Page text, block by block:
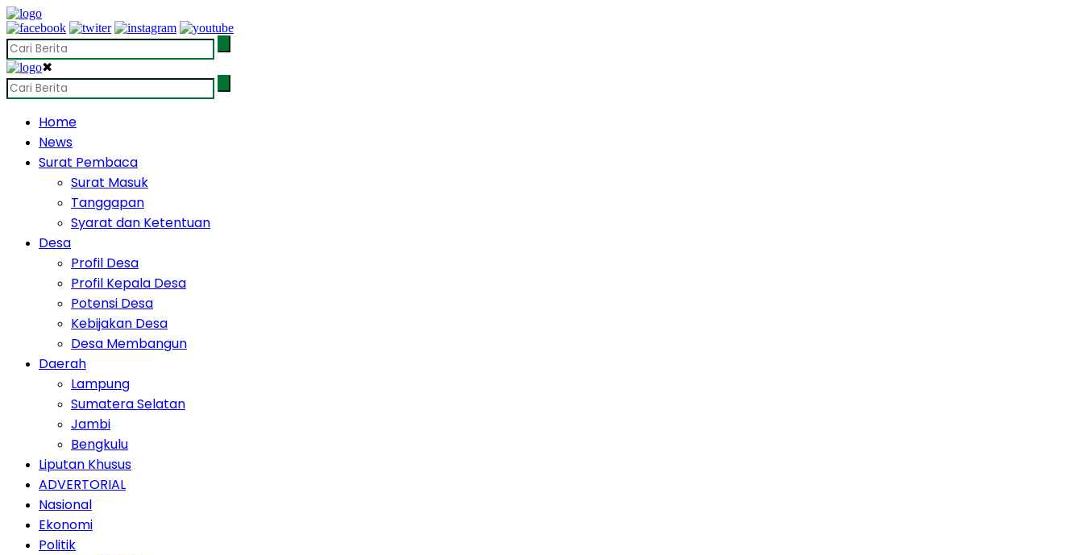
✖
Home
News
Surat Pembaca
Surat Masuk
Tanggapan
Syarat dan Ketentuan
Desa
Profil Desa
Profil Kepala Desa
Potensi Desa
Kebijakan Desa
Desa Membangun
Daerah
Lampung
Sumatera Selatan
Jambi
Bengkulu
Liputan Khusus
ADVERTORIAL
Nasional
Ekonomi
Politik